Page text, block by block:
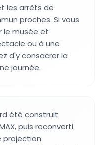
les arrêts de
proches. Si vous
le musée et
ou à une
d'y consacrer la
journée.
été construit
puis reconverti
projection